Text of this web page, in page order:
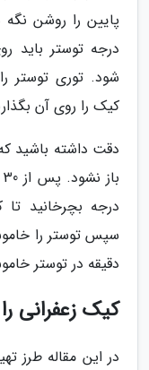
پایین را روشن نگه
شود. توری توستر
کیک را روی آن
درجه بچرخانید
دقیقه در توستر
کیک زعفرانی
در این مقاله طرز